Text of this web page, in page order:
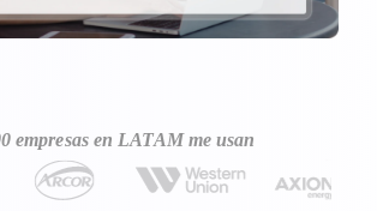
empresas en LATAM me usan